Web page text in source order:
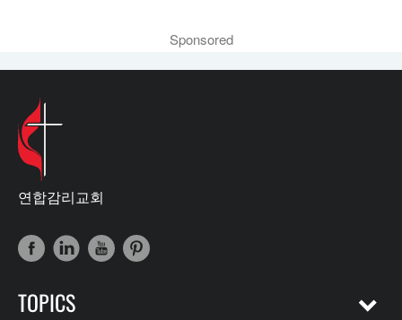
Sponsored
연합감리교회
TOPICS